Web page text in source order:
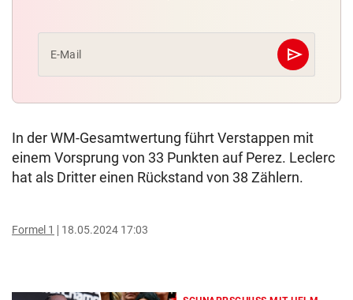
E-Mail send
Abschicken
In der WM-Gesamtwertung führt Verstappen mit
einem Vorsprung von 33 Punkten auf Perez. Leclerc
hat als Dritter einen Rückstand von 38 Zählern.
Formel 1 18.05.2024 17:03